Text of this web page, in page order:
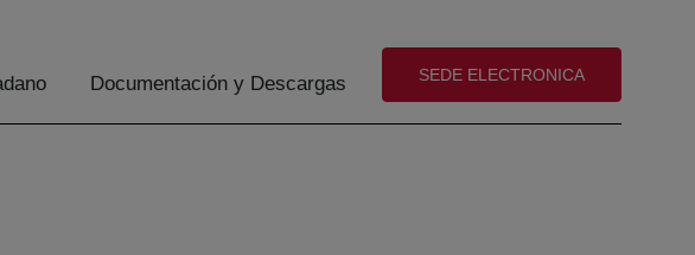
Documentación y Descargas (abre en nueva ventana)
SEDE ELECTRONICA